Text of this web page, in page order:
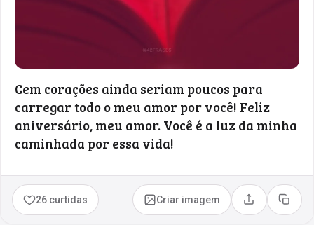
Cem corações ainda seriam poucos para
carregar todo o meu amor por você! Feliz
aniversário, meu amor. Você é a luz da minha
caminhada por essa vida!
26 curtidas Criar imagem Compartilhar
Copiar